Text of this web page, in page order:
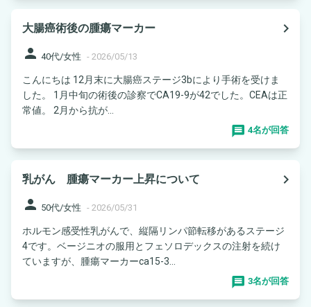
大腸癌術後の腫瘍マーカー
navigate_next
person 40代/女性 - 2026/05/13
こんにちは 12月末に大腸癌ステージ3bにより手術を受けま
した。 1月中旬の術後の診察でCA19-9が42でした。CEAは正
常値。 2月から抗が...
4名が回答
乳がん 腫瘍マーカー上昇について
navigate_next
person 50代/女性 - 2026/05/31
ホルモン感受性乳がんで、縦隔リンパ節転移があるステージ
4です。ベージニオの服用とフェソロデックスの注射を続け
ていますが、腫瘍マーカーca15-3...
3名が回答